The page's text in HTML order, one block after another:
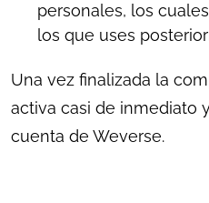
personales, los
los que uses
Una vez finalizada la
activa casi de inmediato
cuenta de Weverse.